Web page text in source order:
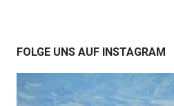
FOLGE UNS AUF INSTAGRAM